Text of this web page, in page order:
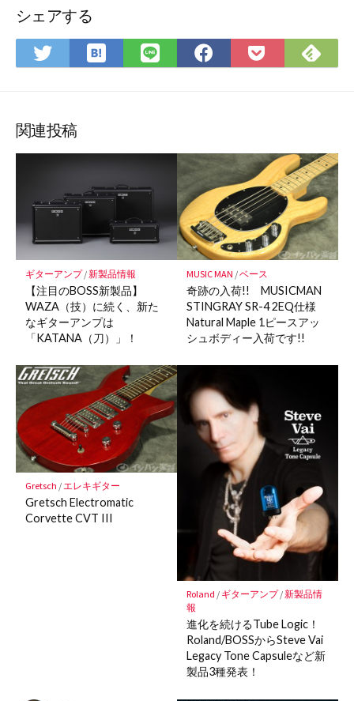
シェアする
Twitter
で
ア
は
て
マ
ー
ク
に
保
存
LINE
で
Facebook
で
Pocket
に
で
関連投稿
ギターアンプ/新製品情報
【注目のBOSS新製品】
WAZA（技）に続く、新た
なギターアンプは
「KATANA（刀）」！
MUSIC MAN /ベース
奇跡の入荷!! MUSICMAN
STINGRAY SR-4 2EQ仕様
Natural Maple 1ピースアッ
シュボディー入荷です!!
Gretsch /エレキギター
Gretsch Electromatic
Corvette CVT III
Roland / ギターアンプ/新製品情
報
進化を続けるTube Logic！
Roland/BOSSからSteve Vai
Legacy Tone Capsuleなど新
製品3種発表！